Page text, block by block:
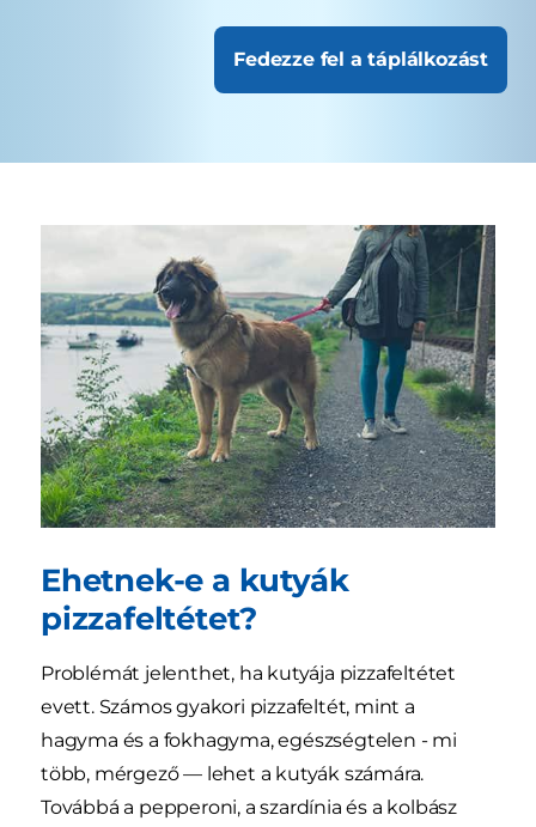
Fedezze fel a táplálkozást
Ehetnek-e a kutyák
pizzafeltétet?
Problémát jelenthet, ha kutyája pizzafeltétet
evett. Számos gyakori pizzafeltét, mint a
hagyma és a fokhagyma, egészségtelen - mi
több, mérgező — lehet a kutyák számára.
Továbbá a pepperoni, a szardínia és a kolbász